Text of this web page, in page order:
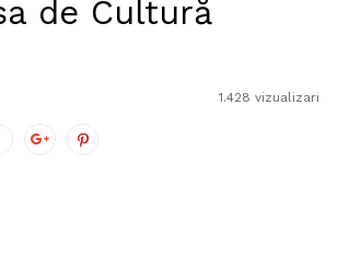
de Cultură
1.428 vizualizari